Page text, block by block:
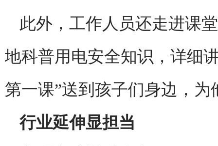
此外，工作人员还走进课
地科普用电安全知识，详细
第一课”送到孩子们身边，
行业延伸显担当